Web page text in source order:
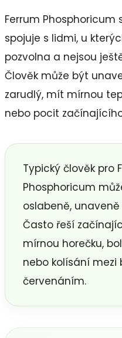
Ferrum
spojuje s lidmi, u
pozvolna a nejsou
Člověk může být
zarudlý, mít mírnou
nebo pocit
Typický člověk pro
Phosphoricum
oslabeně,
Často řeší
mírnou horečku,
nebo kolísání mezi
červenáním.